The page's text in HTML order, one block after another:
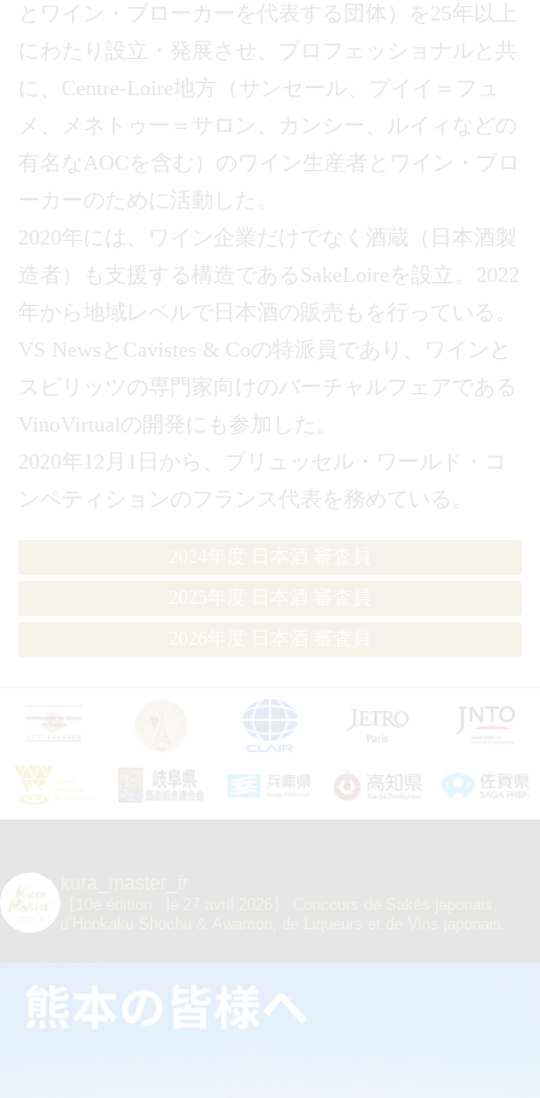
とワイン・ブローカーを代表する団体）を25年以上
にわたり設立・発展させ、プロフェッショナルと共
に、Centre-Loire地方（サンセール、プイイ＝フュ
メ、メネトゥー＝サロン、カンシー、ルイィなどの
有名なAOCを含む）のワイン生産者とワイン・ブロ
ーカーのために活動した。
2020年には、ワイン企業だけでなく酒蔵（日本酒製
造者）も支援する構造であるSakeLoireを設立。2022
年から地域レベルで日本酒の販売もを行っている。
VS NewsとCavistes & Coの特派員であり、ワインと
スピリッツの専門家向けのバーチャルフェアである
VinoVirtualの開発にも参加した。
2020年12月1日から、ブリュッセル・ワールド・コ
ンペティションのフランス代表を務めている。